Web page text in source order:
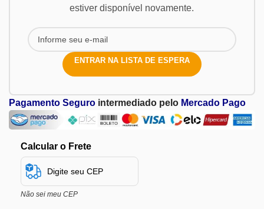
estiver disponível novamente.
ENTRAR NA LISTA DE ESPERA
Pagamento Seguro intermediado pelo Mercado Pago
Calcular o Frete
Não sei meu CEP